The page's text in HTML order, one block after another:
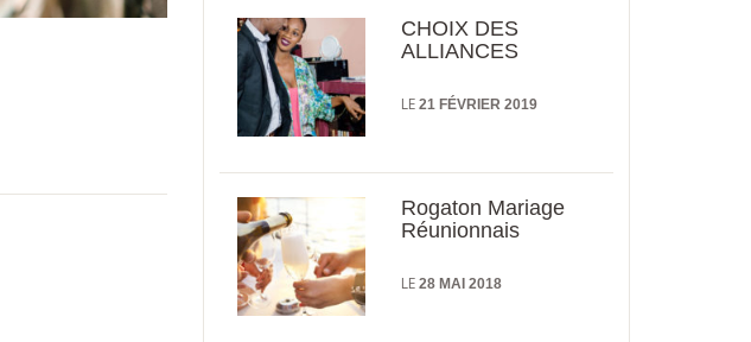
CHOIX DES
ALLIANCES
LE21 FÉVRIER 2019
Rogaton Mariage
Réunionnais
LE28 MAI 2018